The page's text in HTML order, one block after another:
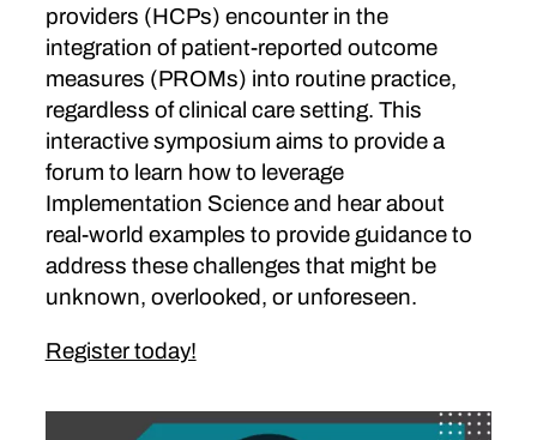
providers (HCPs) encounter in the
integration of patient-reported outcome
measures (PROMs) into routine practice,
regardless of clinical care setting. This
interactive symposium aims to provide a
forum to learn how to leverage
Implementation Science and hear about
real-world examples to provide guidance to
address these challenges that might be
unknown, overlooked, or unforeseen.
Register today!